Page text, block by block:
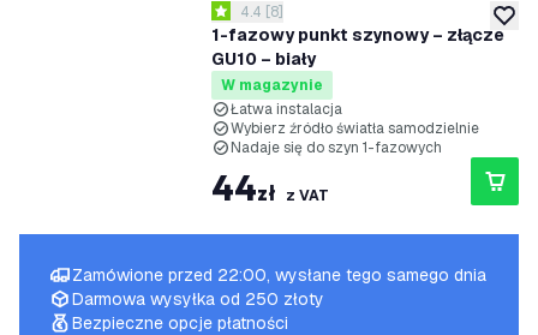
dodaj
1-fazowy punkt szynowy – złącze
GU10 – biały
otwórz panel recenzji
4.4 Gwiazdki oceny
4.4 [8]
W magazynie
Łatwa instalacja
Wybierz źródło światła samodzielnie
Nadaje się do szyn 1-fazowych
44zł z VAT
Zamówione przed 22:00, wysłane tego samego dnia
Darmowa wysyłka od 250 złoty
Bezpieczne opcje płatności